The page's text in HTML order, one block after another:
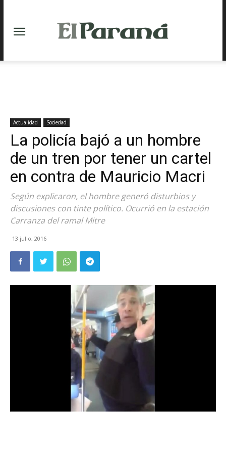
Actualidad Sociedad
La policía bajó a un hombre
de un tren por tener un cartel
en contra de Mauricio Macri
Según explicaron, el hombre generó disturbios y
discusiones con tinte político. Ocurrió en la estación
Carranza del ramal Mitre
13 julio, 2016